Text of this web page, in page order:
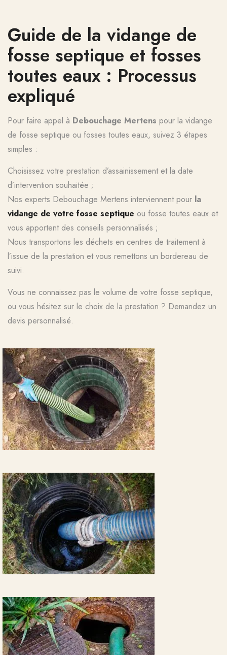
Guide de la vidange de
fosse septique et fosses
toutes eaux : Processus
expliqué
Pour faire appel à Debouchage Mertens pour la vidange
de fosse septique ou fosses toutes eaux, suivez 3 étapes
simples :
Choisissez votre prestation d’assainissement et la date
d’intervention souhaitée ;
Nos experts Debouchage Mertens interviennent pour la
vidange de votre fosse septique ou fosse toutes eaux et
vous apportent des conseils personnalisés ;
Nous transportons les déchets en centres de traitement à
l’issue de la prestation et vous remettons un bordereau de
suivi.
Vous ne connaissez pas le volume de votre fosse septique,
ou vous hésitez sur le choix de la prestation ? Demandez un
devis personnalisé.